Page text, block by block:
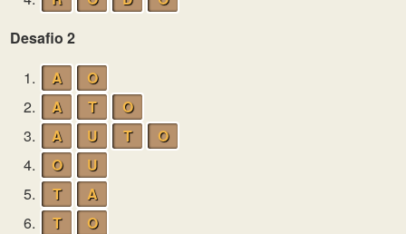
Desafio 2
1.
A
O
2.
A T
O
3.
A U T
O
4.
O
U
5.
T
A
6.
T
O